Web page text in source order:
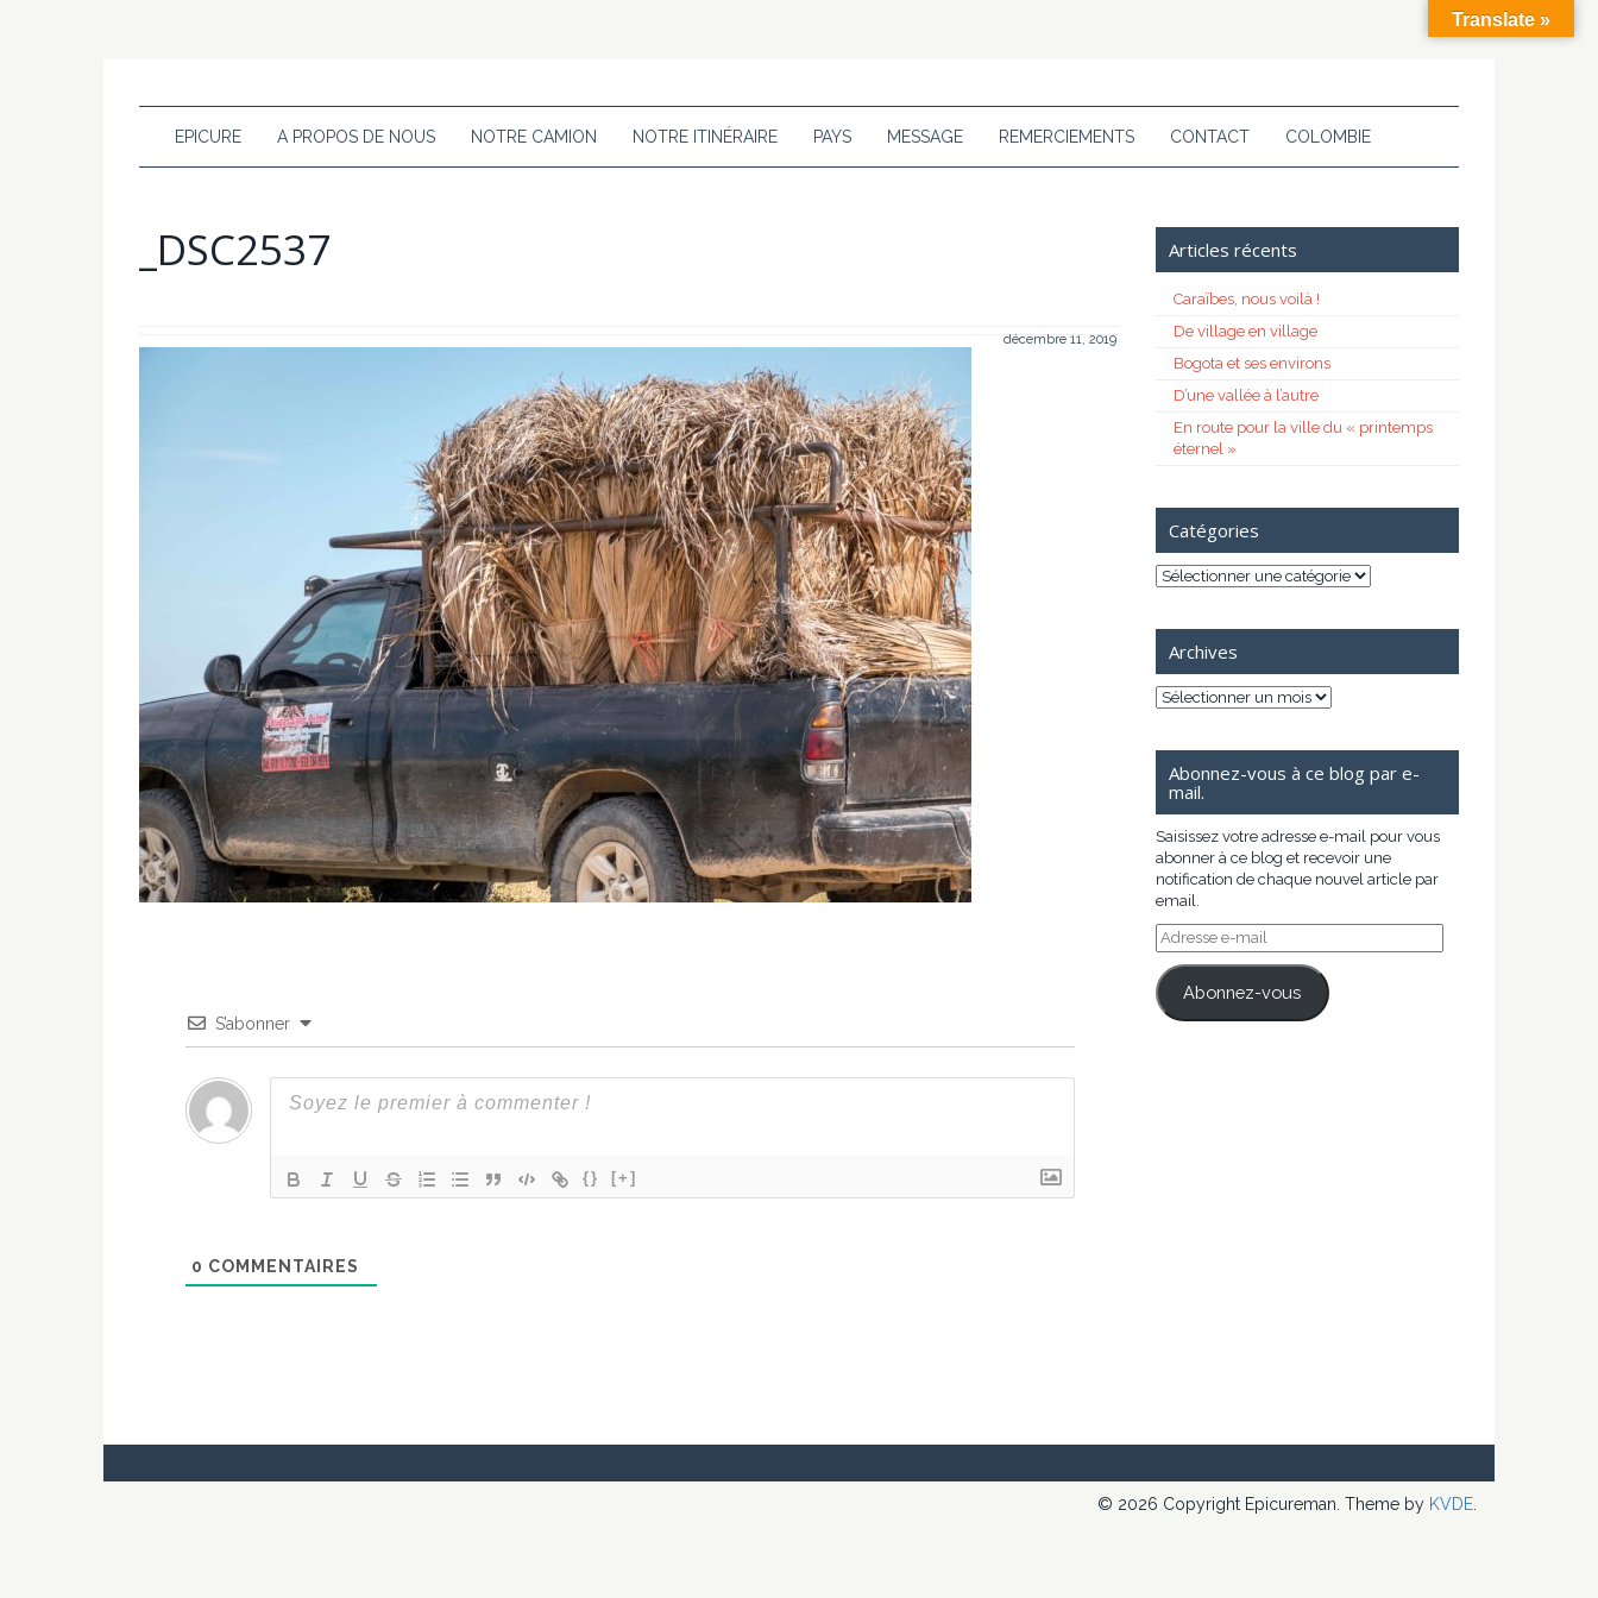
EPICURE A PROPOS DE NOUS NOTRE CAMION NOTRE ITINÉRAIRE PAYS MESSAGE REMERCIEMENTS CONTACT COLOMBIE
_DSC2537
décembre 11, 2019
S’abonner
{} [+]
0 COMMENTAIRES
Articles récents
Caraïbes, nous voilà !
De village en village
Bogota et ses environs
D’une vallée à l’autre
En route pour la ville du « printemps
éternel »
Catégories
Catégories
Archives
Archives
Abonnez-vous à ce blog par e-
mail.
Saisissez votre adresse e-mail pour vous
abonner à ce blog et recevoir une
notification de chaque nouvel article par
email.
Adresse
e-
mail
Abonnez-vous
© 2026 Copyright Epicureman. Theme by KVDE
Translate »